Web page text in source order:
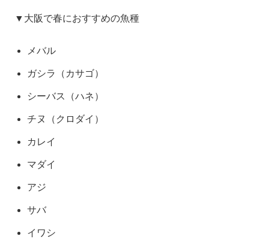
▼大阪で春におすすめの魚種
メバル
ガシラ（カサゴ）
シーバス（ハネ）
チヌ（クロダイ）
カレイ
マダイ
アジ
サバ
イワシ